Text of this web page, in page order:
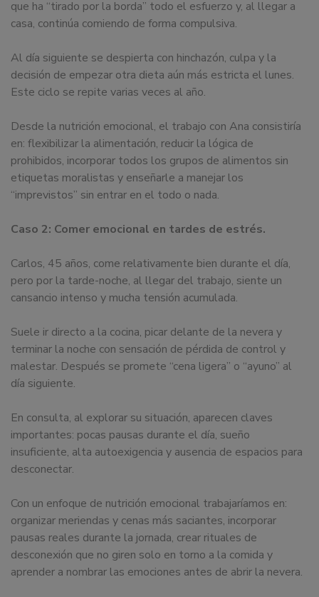
que ha “tirado por la borda” todo el esfuerzo y, al llegar a
casa, continúa comiendo de forma compulsiva.
Al día siguiente se despierta con hinchazón, culpa y la
decisión de empezar otra dieta aún más estricta el lunes.
Este ciclo se repite varias veces al año.
Desde la nutrición emocional, el trabajo con Ana consistiría
en: flexibilizar la alimentación, reducir la lógica de
prohibidos, incorporar todos los grupos de alimentos sin
etiquetas moralistas y enseñarle a manejar los
“imprevistos” sin entrar en el todo o nada.
Caso 2: Comer emocional en tardes de estrés.
Carlos, 45 años, come relativamente bien durante el día,
pero por la tarde-noche, al llegar del trabajo, siente un
cansancio intenso y mucha tensión acumulada.
Suele ir directo a la cocina, picar delante de la nevera y
terminar la noche con sensación de pérdida de control y
malestar. Después se promete “cena ligera” o “ayuno” al
día siguiente.
En consulta, al explorar su situación, aparecen claves
importantes: pocas pausas durante el día, sueño
insuficiente, alta autoexigencia y ausencia de espacios para
desconectar.
Con un enfoque de nutrición emocional trabajaríamos en:
organizar meriendas y cenas más saciantes, incorporar
pausas reales durante la jornada, crear rituales de
desconexión que no giren solo en torno a la comida y
aprender a nombrar las emociones antes de abrir la nevera.